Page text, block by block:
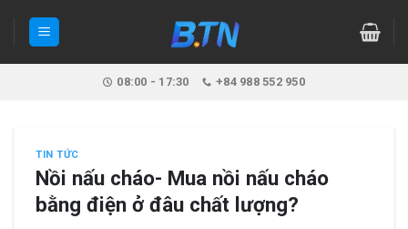
08:00 - 17:30 +84 988 552 950
TIN TỨC
Nồi nấu cháo- Mua nồi nấu cháo
bằng điện ở đâu chất lượng?